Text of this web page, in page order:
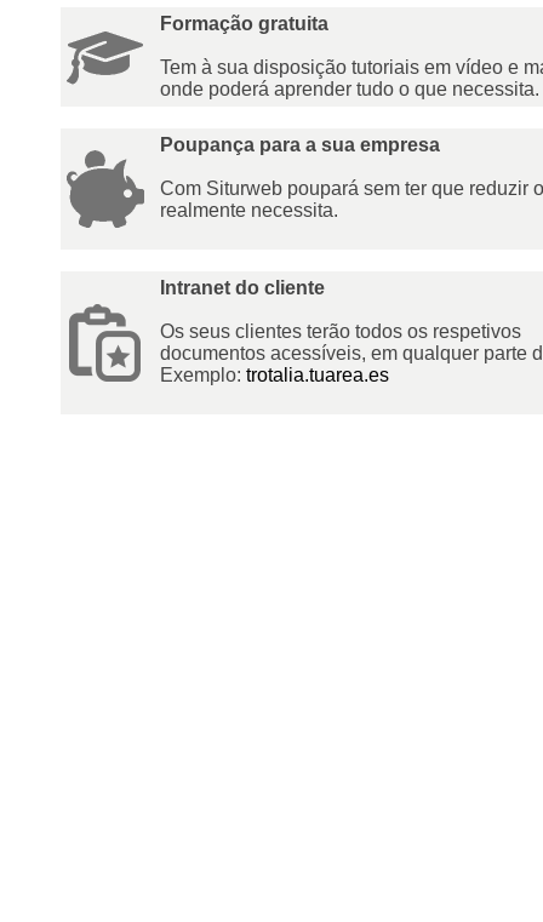
Formação gratuita
Tem à sua disposição tutoriais em vídeo e
onde poderá aprender tudo o que necessita.
Poupança para a sua empresa
Com Siturweb poupará sem ter que reduzir
realmente necessita.
Intranet do cliente
Os seus clientes terão todos os respetivos
documentos acessíveis, em qualquer parte
Exemplo: trotalia.tuarea.es